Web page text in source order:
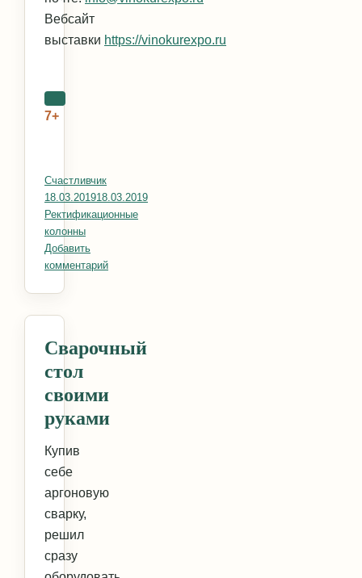
Вебсайт
выставки https://vinokurexpo.ru
7+
Счастливчик
Опубликовано
18.03.201918.03.2019
Рубрики
Ректификационные
колонны
Добавить
комментарий
Сварочный
стол
своими
руками
Купив
себе
аргоновую
сварку,
решил
сразу